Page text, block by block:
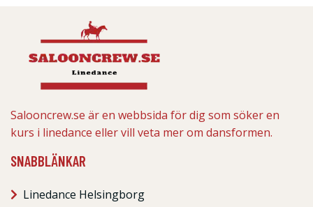
Salooncrew.se är en webbsida för dig som söker en
kurs i linedance eller vill veta mer om dansformen.
SNABBLÄNKAR
Linedance Helsingborg